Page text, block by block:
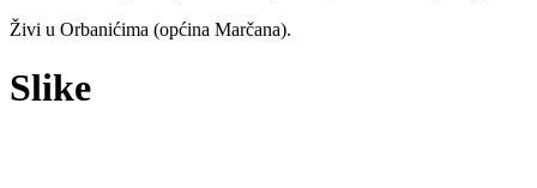
Živi u Orbanićima (općina Marčana).
Slike